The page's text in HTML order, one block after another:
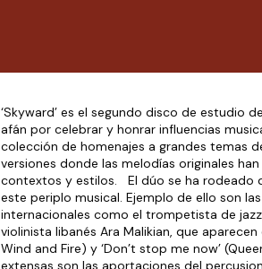
‘Skyward’ es el segundo disco de estudio
afán por celebrar y honrar influencias
colección de homenajes a grandes temas
versiones donde las melodías originales
contextos y estilos. El dúo se ha rodeado
este periplo musical. Ejemplo de ello son
internacionales como el trompetista de
violinista libanés Ara Malikian, que
Wind and Fire) y ‘Don’t stop me now’
extensas son las aportaciones del